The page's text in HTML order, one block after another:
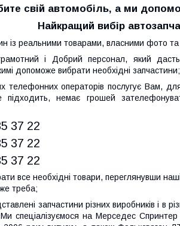
свій автомобіль, а ми
Найкращий вибір
із реальними товарами, власними фото
і Добрий персонал, який
допоможе вибрати необхідні запчастини;
телефонних операторів послугує Вам,
немає грошей
37 22
37 22
37 22
все необхідні товари, переглянувши
треба;
запчастини різних виробників і в
спеціалізуємося на Мерседес